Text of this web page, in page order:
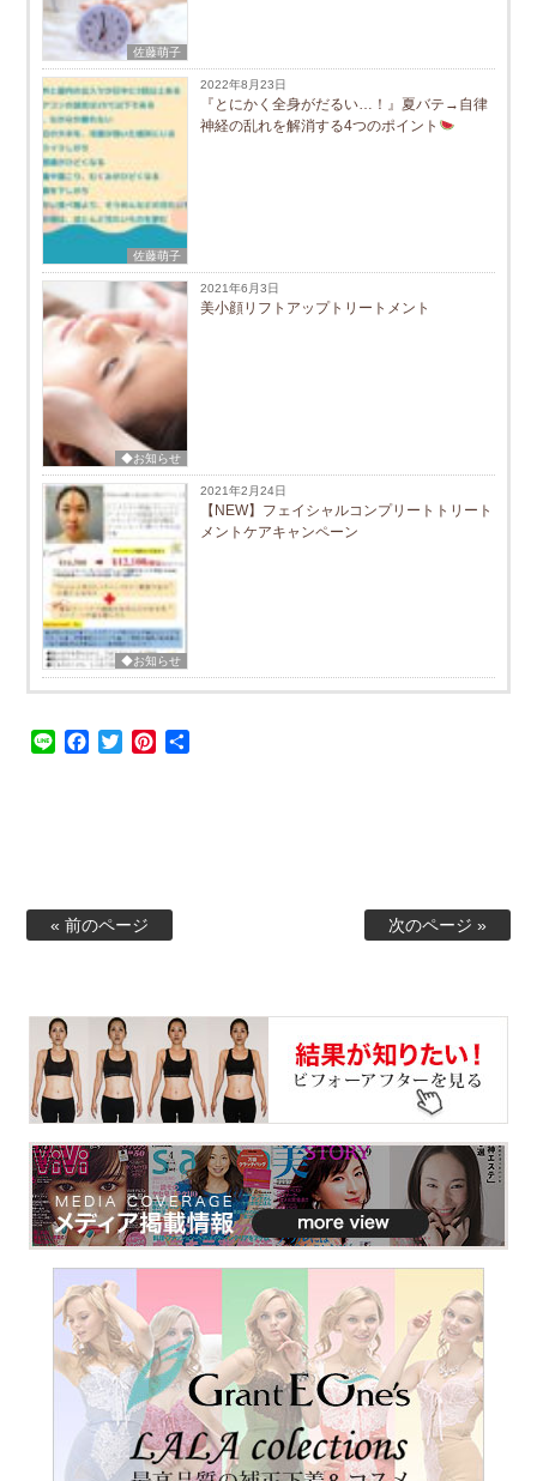
佐藤萌子
佐藤萌子
2022年8月23日
『とにかく全身がだるい…！』夏バテ→自律
神経の乱れを解消する4つのポイント
◆お知らせ
2021年6月3日
美小顔リフトアップトリートメント
◆お知らせ
2021年2月24日
【NEW】フェイシャルコンプリートトリート
メントケアキャンペーン
Line Facebook
TwitterPinterest
« 前のページ 次のページ »